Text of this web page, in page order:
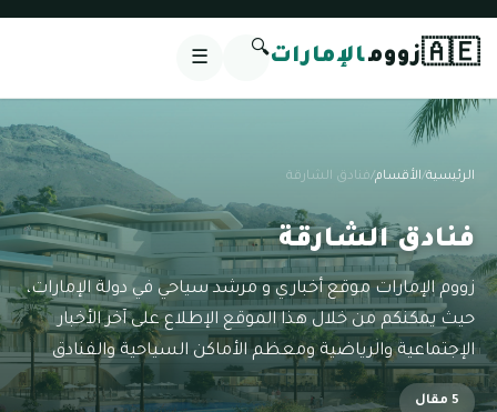
🇦🇪زوومالإمارات🔍
☰
الرئيسية/الأقسام/فنادق الشارقة
فنادق الشارقة
زووم الإمارات موقع أخباري و مرشد سياحي في دولة الإمارات،
حيث يمكنكم من خلال هذا الموقع الإطلاع على آخر الأخبار
الإجتماعية والرياضية ومعظم الأماكن السياحية والفنادق
5 مقال